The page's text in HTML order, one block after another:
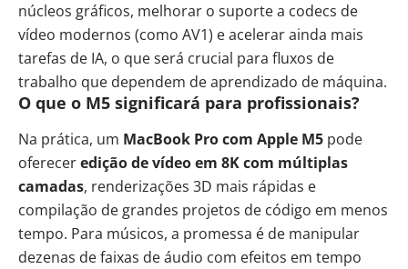
núcleos gráficos, melhorar o suporte a codecs de
vídeo modernos (como AV1) e acelerar ainda mais
tarefas de IA, o que será crucial para fluxos de
trabalho que dependem de aprendizado de máquina.
O que o M5 significará para profissionais?
Na prática, um MacBook Pro com Apple M5 pode
ofereceredição de vídeo em 8K com múltiplas
camadas, renderizações 3D mais rápidas e
compilação de grandes projetos de código em menos
tempo. Para músicos, a promessa é de manipular
dezenas de faixas de áudio com efeitos em tempo